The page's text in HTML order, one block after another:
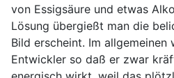
von Essigsäure und etwas
Lösung übergießt man die
Bild erscheint. Im allgemeinen
Entwickler so daß er zwar